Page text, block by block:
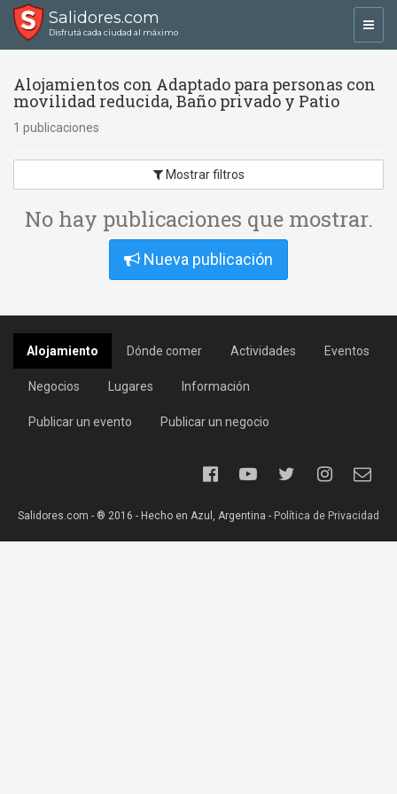
Salidores.com
Disfrutá cada ciudad al máximo
Alojamientos con Adaptado para personas con
movilidad reducida, Baño privado y Patio
1 publicaciones
Mostrar filtros
No hay publicaciones que mostrar.
Nueva publicación
Alojamiento Dónde comer Actividades Eventos
Negocios Lugares Información
Publicar un evento Publicar un negocio
Salidores.com - ® 2016 - Hecho en Azul, Argentina - Política de Privacidad